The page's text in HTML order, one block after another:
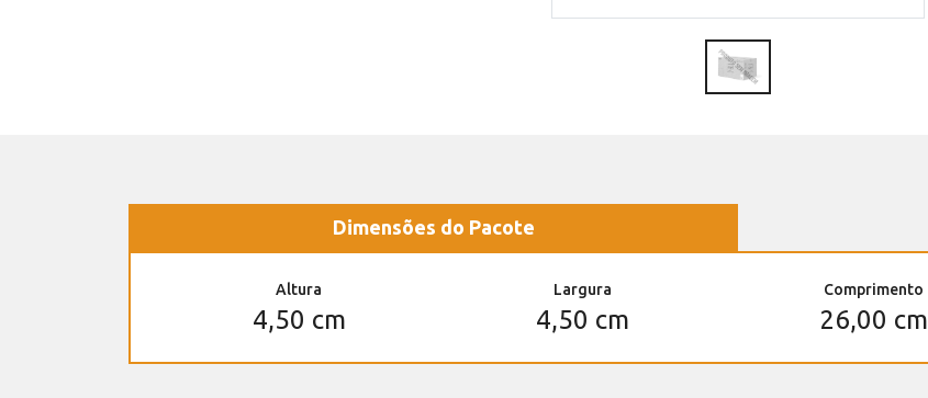
Dimensões do Pacote
Altura
4,50 cm
Largura
4,50 cm
Comprimento
26,00 cm